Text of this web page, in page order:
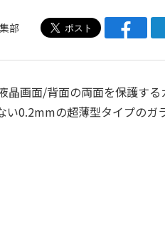
部
晶画面/背面の両面を保護する
い0.2mmの超薄型タイプのガ